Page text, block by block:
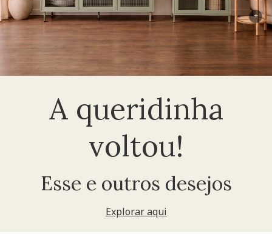
A queridinha
voltou!
Esse e outros desejos
Explorar aqui
+